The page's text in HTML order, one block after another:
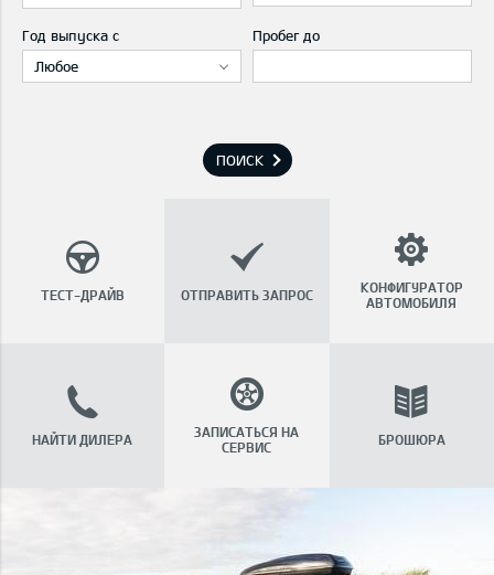
Год выпуска с
Любое
Пробег до
ПОИСК
ТЕСТ-ДРАЙВ ОТПРАВИТЬ ЗАПРОС
КОНФИГУРАТОР
АВТОМОБИЛЯ
НАЙТИ ДИЛЕРА
ЗАПИСАТЬСЯ НА
СЕРВИС
БРОШЮРА